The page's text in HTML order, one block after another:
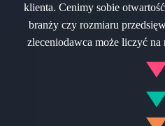
klienta. Cenimy sobie
branży czy rozmiaru
zleceniodawca może liczyć na